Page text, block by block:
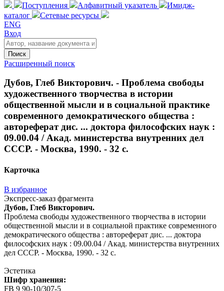
Поступления Алфавитный указатель
Имидж-
каталог
Сетевые ресурсы
ENG
Вход
Поиск
Расширенный поиск
Дубов, Глеб Викторович. - Проблема свободы
художественного творчества в истории
общественной мысли и в социальной практике
современного демократического общества :
автореферат дис. ... доктора философских наук :
09.00.04 / Акад. министерства внутренних дел
СССР. - Москва, 1990. - 32 с.
Карточка
В избранное
Экспресс-заказ фрагмента
Дубов, Глеб Викторович.
Проблема свободы художественного творчества в истории
общественной мысли и в социальной практике современного
демократического общества : автореферат дис. ... доктора
философских наук : 09.00.04 / Акад. министерства внутренних
дел СССР. - Москва, 1990. - 32 с.
Эстетика
Шифр хранения:
FB 9 90-10/307-5